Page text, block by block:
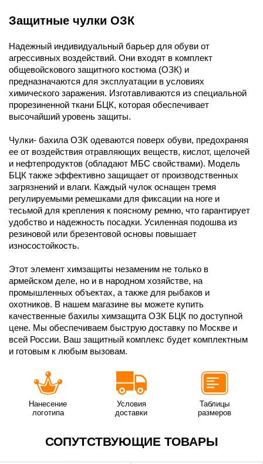
Защитные чулки ОЗК
Надежный индивидуальный барьер для обуви от
агрессивных воздействий. Они входят в комплект
общевойскового защитного костюма (ОЗК) и
предназначаются для эксплуатации в условиях
химического заражения. Изготавливаются из специальной
прорезиненной ткани БЦК, которая обеспечивает
высочайший уровень защиты.
Чулки- бахила ОЗК одеваются поверх обуви, предохраняя
ее от воздействия отравляющих веществ, кислот, щелочей
и нефтепродуктов (обладают МБС свойствами). Модель
БЦК также эффективно защищает от производственных
загрязнений и влаги. Каждый чулок оснащен тремя
регулируемыми ремешками для фиксации на ноге и
тесьмой для крепления к поясному ремню, что гарантирует
удобство и надежность посадки. Усиленная подошва из
резиновой или брезентовой основы повышает
износостойкость.
Этот элемент химзащиты незаменим не только в
армейском деле, но и в народном хозяйстве, на
промышленных объектах, а также для рыбаков и
охотников. В нашем магазине вы можете купить
качественные бахилы химзащита ОЗК БЦК по доступной
цене. Мы обеспечиваем быструю доставку по Москве и
всей России. Ваш защитный комплекс будет комплектным
и готовым к любым вызовам.
Нанесение
логотипа
Условия
доставки
Таблицы
размеров
СОПУТСТВУЮЩИЕ ТОВАРЫ